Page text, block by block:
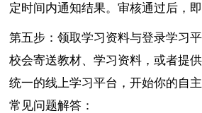
定时间内通知结果。审核通过后，
第五步：领取学习资料与登录学习
校会寄送教材、学习资料，或者提
统一的线上学习平台，开始你的自主
常见问题解答：